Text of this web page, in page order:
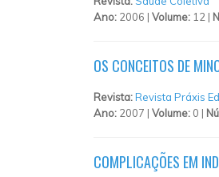
Ano: 2006 | Volume: 12 |
OS CONCEITOS DE
Revista:Revista Práxis
Ano: 2007 | Volume: 0 |
COMPLICAÇÕES EM